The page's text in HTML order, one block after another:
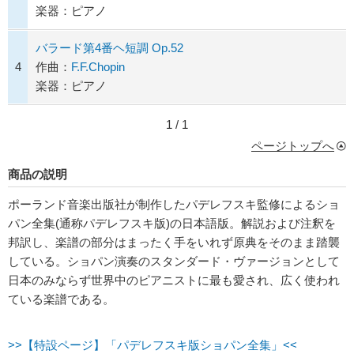
楽器：ピアノ
4
バラード第4番ヘ短調 Op.52
作曲： F.F.Chopin
楽器：ピアノ
1 / 1
ページトップへ
商品の説明
ポーランド音楽出版社が制作したパデレフスキ監修によるショ
パン全集(通称パデレフスキ版)の日本語版。解説および注釈を
邦訳し、楽譜の部分はまったく手をいれず原典をそのまま踏襲
している。ショパン演奏のスタンダード・ヴァージョンとして
日本のみならず世界中のピアニストに最も愛され、広く使われ
ている楽譜である。
>>【特設ページ】「パデレフスキ版ショパン全集」<<